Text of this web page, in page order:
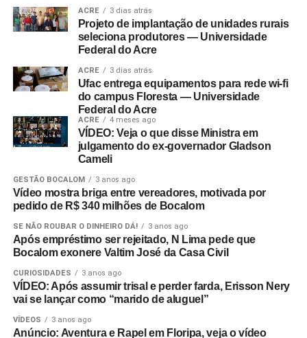
ACRE 3 dias atrás
Projeto de implantação de unidades rurais
seleciona produtores — Universidade
Federal do Acre
ACRE 3 dias atrás
Ufac entrega equipamentos para rede wi-fi
do campus Floresta — Universidade
Federal do Acre
ACRE 4 meses ago
VÍDEO: Veja o que disse Ministra em
julgamento do ex-governador Gladson
Cameli
GESTÃO BOCALOM 3 anos ago
Vídeo mostra briga entre vereadores, motivada por
pedido de R$ 340 milhões de Bocalom
SE NÃO ROUBAR O DINHEIRO DÁ! 3 anos ago
Após empréstimo ser rejeitado, N Lima pede que
Bocalom exonere Valtim José da Casa Civil
CURIOSIDADES 3 anos ago
VÍDEO: Após assumir trisal e perder farda, Erisson Nery
vai se lançar como “marido de aluguel”
VÍDEOS 3 anos ago
Anúncio: Aventura e Rapel em Floripa, veja o vídeo